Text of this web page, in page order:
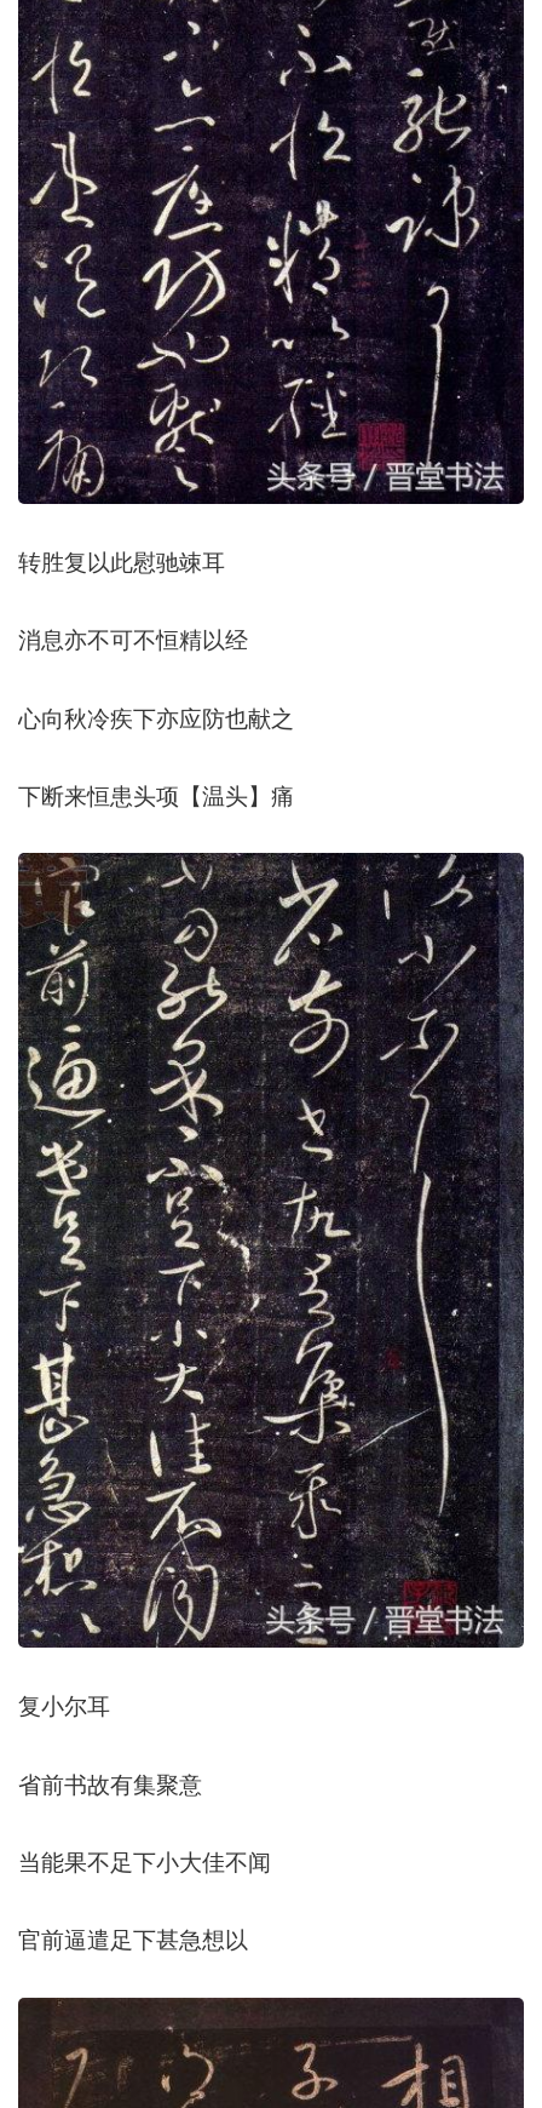
转胜复以此慰驰竦耳
消息亦不可不恒精以经
心向秋冷疾下亦应防也献之
下断来恒患头项【温头】痛
复小尔耳
省前书故有集聚意
当能果不足下小大佳不闻
官前逼遣足下甚急想以